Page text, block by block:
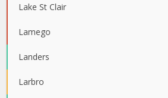
Lake St Clair
Lamego
Landers
Larbro